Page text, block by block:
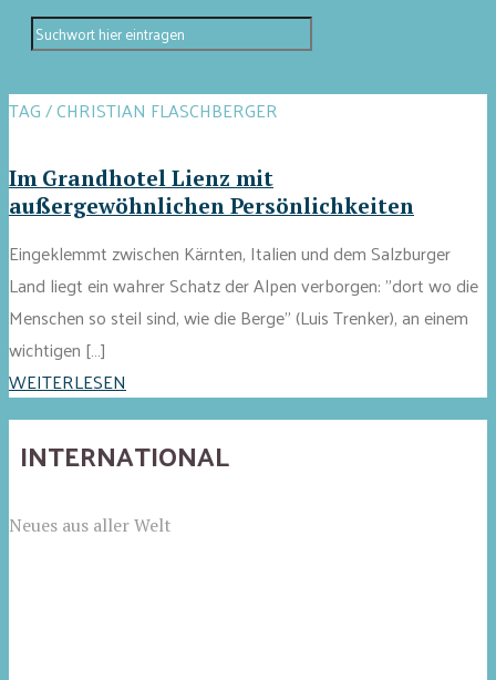
TAG / CHRISTIAN FLASCHBERGER
Im Grandhotel Lienz mit
außergewöhnlichen Persönlichkeiten
Eingeklemmt zwischen Kärnten, Italien und dem Salzburger
Land liegt ein wahrer Schatz der Alpen verborgen: "dort wo die
Menschen so steil sind, wie die Berge" (Luis Trenker), an einem
wichtigen […]
WEITERLESEN
INTERNATIONAL
Neues aus aller Welt